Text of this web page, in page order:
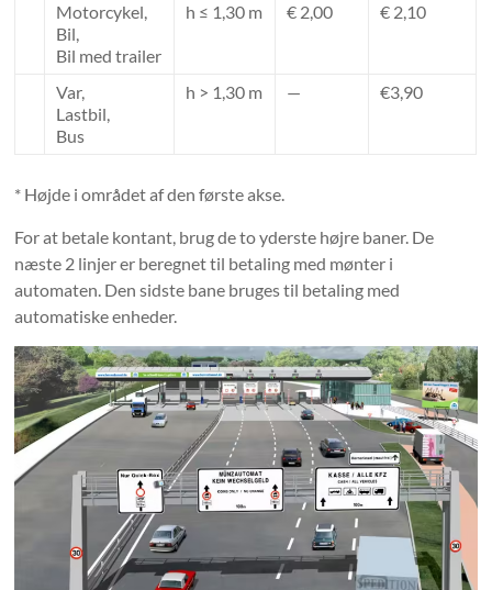
Motorcykel,
Bil,
Bil med trailer
h ≤ 1,30 m € 2,00 € 2,10
Var,
Lastbil,
Bus
h > 1,30 m — €3,90
* Højde i området af den første akse.
For at betale kontant, brug de to yderste højre baner. De
næste 2 linjer er beregnet til betaling med mønter i
automaten. Den sidste bane bruges til betaling med
automatiske enheder.